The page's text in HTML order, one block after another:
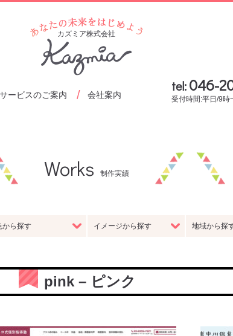
カズミア株式会社
サービスのご案内
か?
ファンタジー
会社案内
革・ヒストリー スタッフ
tel:046-
受付時間:平日/9時
Works 制作実績
から探す イメージから探す 地域から探
pink – ピンク